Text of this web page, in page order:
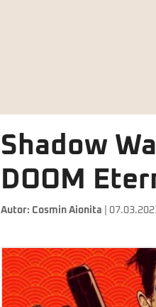
Shadow
DOOM
Autor: Cosmin Aionita |